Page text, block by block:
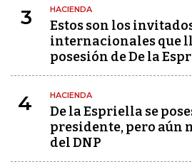
3 HACIENDA
Estos son los
internacionales que
posesión de De la
4 HACIENDA
De la Espriella se
presidente, pero aún
del DNP